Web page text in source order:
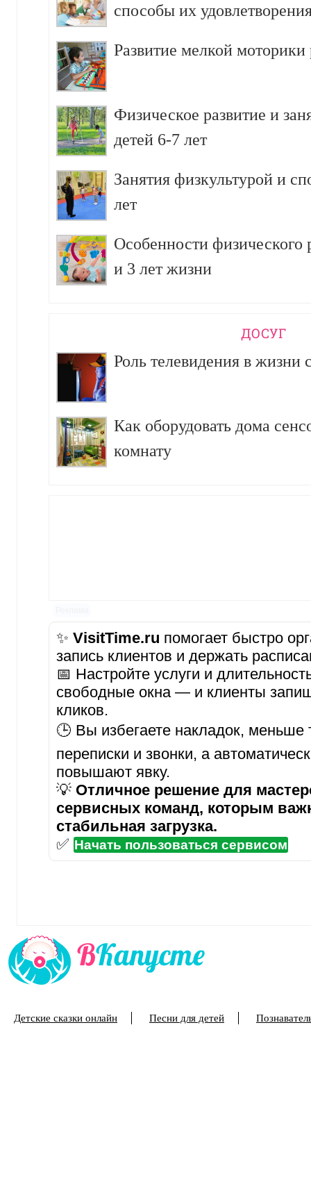
способы их
Развитие мелкой моторики
Физическое развитие и
детей 6-7 лет
Занятия физкультурой и
лет
Особенности физического
и 3 лет жизни
ДОСУГ
Роль телевидения в жизни
Как оборудовать дома
комнату
✨ VisitTime.ru помогает быстро
запись клиентов и держать
📅 Настройте услуги и
свободные окна — и клиенты
кликов.
🕒 Вы избегаете накладок, меньше
переписки и звонки, а
повышают явку.
💡 Отличное решение для
сервисных команд, которым
стабильная загрузка.
✅ Начать пользоваться сервисом
Детские сказки онлайн Песни для детей